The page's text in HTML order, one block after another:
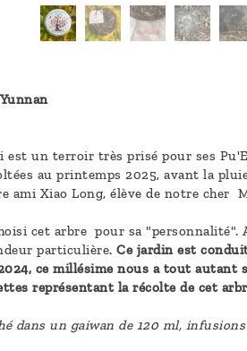
est un terroir très prisé pour ses
au printemps 2025, avant la
ami Xiao Long, élève de notre
cet arbre pour sa
particulière. Ce jardin est
ce millésime nous a tout autant
représentant la récolte de cet
dans un gaiwan de 120 ml,